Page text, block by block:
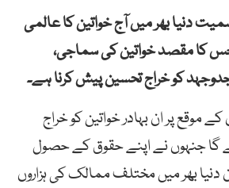
دنیا بھر میں آج خواتین کا عالمی
جس کا مقصد خواتین کی سماجی،
کو خراج تحسین پیش کرنا ہے۔
موقع پر ان بہادر خواتین کو خراج
گا جنہوں نے اپنے حقوق کے حصول
بھر میں مختلف ممالک کی ہزاروں